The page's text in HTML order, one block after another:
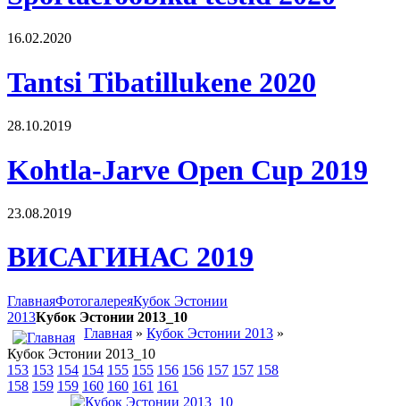
16.02.2020
Tantsi Tibatillukene 2020
28.10.2019
Kohtla-Jarve Open Cup 2019
23.08.2019
ВИСАГИНАС 2019
ГлавнаяФотогалереяКубок Эстонии
2013Кубок Эстонии 2013_10
Главная » Кубок Эстонии 2013 »
Кубок Эстонии 2013_10
153 153 154 154 155 155 156 156 157 157 158
158 159 159 160 160 161 161